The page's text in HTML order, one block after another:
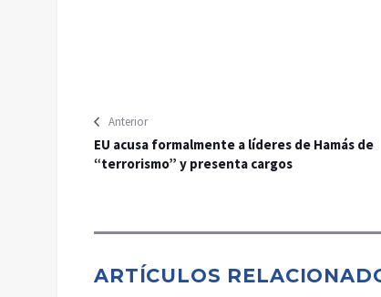
Anterior
EU acusa formalmente a líderes de Hamás de
“terrorismo” y presenta cargos
ARTÍCULOS